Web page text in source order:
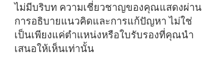
ไม่มีบริบท ความเชี่ยวชาญของคุณแสดงผ่าน
การอธิบายแนวคิดและการแก้ปัญหา ไม่ใช่
เป็นเพียงแค่ตำแหน่งหรือใบรับรองที่คุณนำ
เสนอให้เห็นเท่านั้น